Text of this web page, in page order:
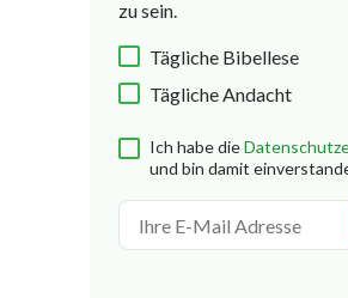
zu sein.
Tägliche Bibellese
Tägliche Andacht
Ich habe die
und bin damit